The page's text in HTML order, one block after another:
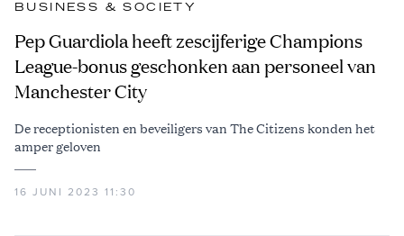
BUSINESS & SOCIETY
Pep Guardiola heeft zescijferige Champions
League-bonus geschonken aan personeel van
Manchester City
De receptionisten en beveiligers van The Citizens konden het
amper geloven
16 JUNI 2023 11:30